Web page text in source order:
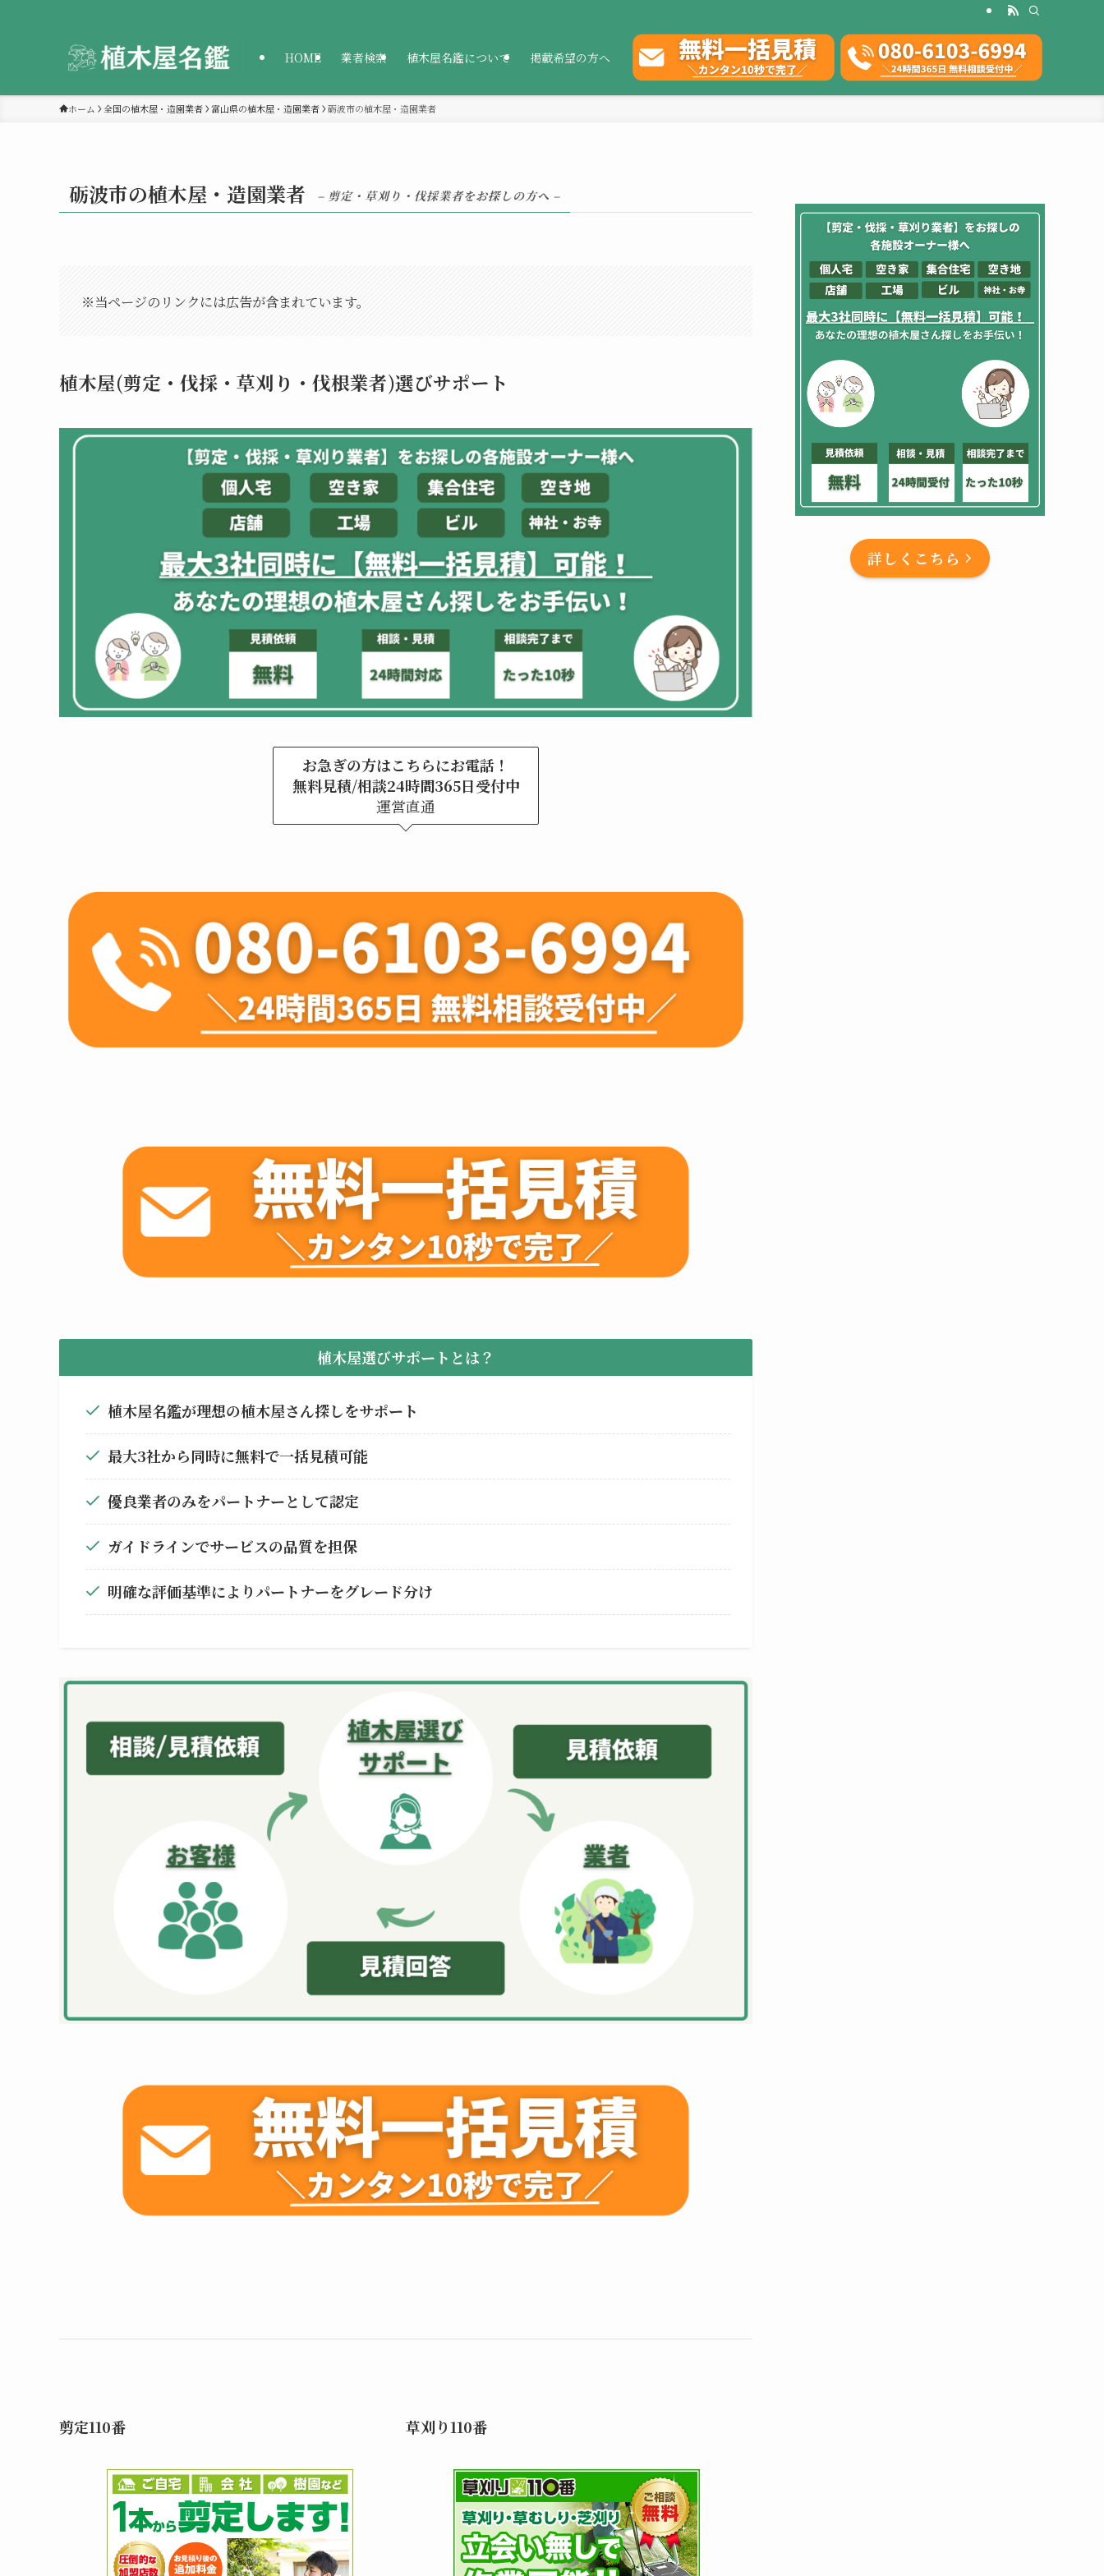
HOME 業者検索 植木屋名鑑について 掲載希望の方へ
ホーム 全国の植木屋・造園業者 富山県の植木屋・造園業者 砺波市の植木屋・造園業者
砺波市の植木屋・造園業者 – 剪定・草刈り・伐採業者をお探しの方へ –
※当ページのリンクには広告が含まれています。
植木屋(剪定・伐採・草刈り・伐根業者)選びサポート
お急ぎの方はこちらにお電話！
無料見積/相談24時間365日受付中
運営直通
植木屋選びサポートとは？
植木屋名鑑が理想の植木屋さん探しをサポート
最大3社から同時に無料で一括見積可能
優良業者のみをパートナーとして認定
ガイドラインでサービスの品質を担保
明確な評価基準によりパートナーをグレード分け
剪定110番 草刈り110番
詳しくこちら